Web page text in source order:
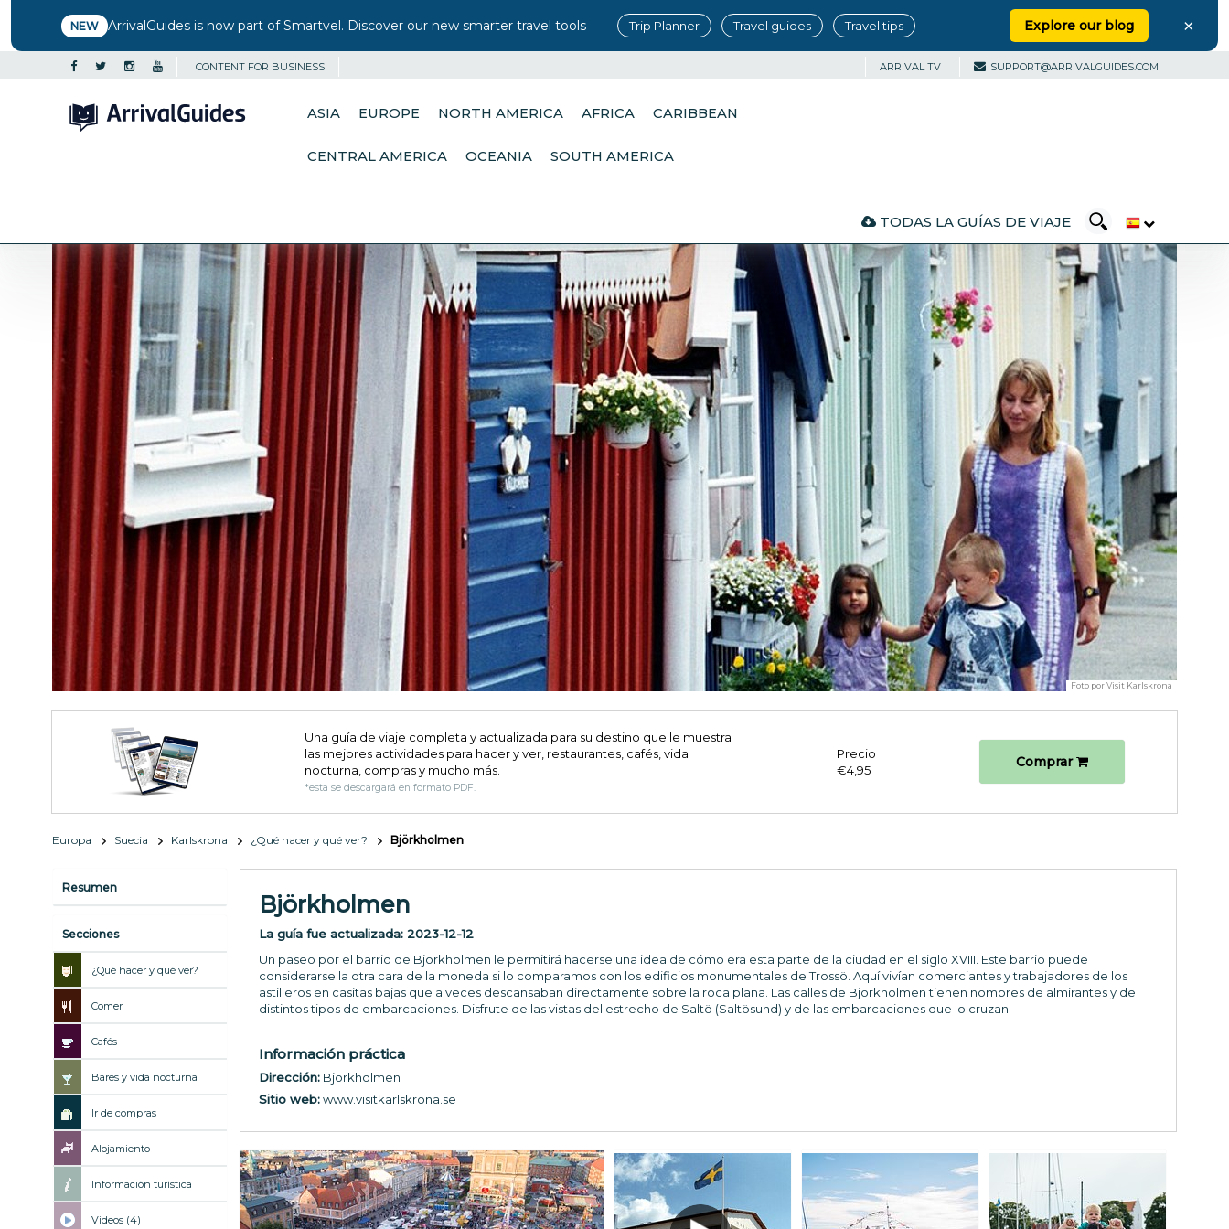
NEW ArrivalGuides is now part of Smartvel. Discover our new smarter travel tools Trip Planner Travel guides Travel tips Explore our blog ×
CONTENT FOR BUSINESS ARRIVAL TV SUPPORT@ARRIVALGUIDES.COM
ASIA EUROPE NORTH AMERICA AFRICA CARIBBEAN
CENTRAL AMERICA OCEANIA SOUTH AMERICA
TODAS LA GUÍAS DE VIAJE
Foto porVisit Karlskrona
Una guía de viaje completa y actualizada para su destino que le muestra
las mejores actividades para hacer y ver, restaurantes, cafés, vida
nocturna, compras y mucho más.
*esta se descargará en formato PDF.
Precio
€4,95
Comprar
Europa Suecia Karlskrona ¿Qué hacer y qué ver? Björkholmen
Resumen
Secciones
¿Qué hacer y qué ver?
Comer
Cafés
Bares y vida nocturna
Ir de compras
Alojamiento
Información turística
Videos (4)
Björkholmen
La guía fue actualizada: 2023-12-12
Un paseo por el barrio de Björkholmen le permitirá hacerse una idea de cómo era esta parte de la ciudad en el siglo XVIII. Este barrio puede
considerarse la otra cara de la moneda si lo comparamos con los edificios monumentales de Trossö. Aquí vivían comerciantes y trabajadores de los
astilleros en casitas bajas que a veces descansaban directamente sobre la roca plana. Las calles de Björkholmen tienen nombres de almirantes y de
distintos tipos de embarcaciones. Disfrute de las vistas del estrecho de Saltö (Saltösund) y de las embarcaciones que lo cruzan.
Información práctica
Dirección: Björkholmen
Sitio web:www.visitkarlskrona.se